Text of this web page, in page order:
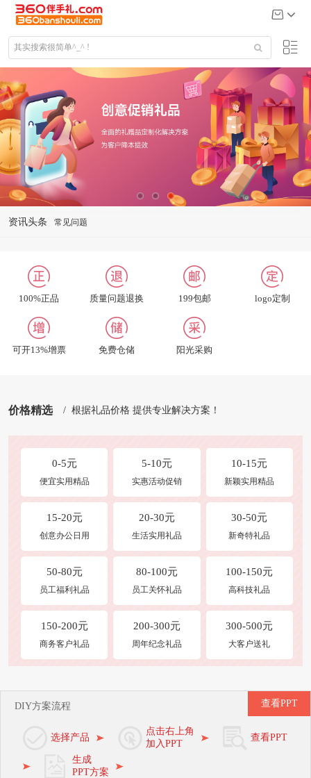
资讯头条
关于我们
联系我们
招聘英才
合作及洽谈
100%正品 质量问题退换 199包邮 logo定制
可开13%增票 免费仓储 阳光采购
价格精选 / 根据礼品价格 提供专业解决方案！
0-5元
便宜实用精品
5-10元
实惠活动促销
10-15元
新颖实用精品
15-20元
创意办公日用
20-30元
生活实用礼品
30-50元
新奇特礼品
50-80元
员工福利礼品
80-100元
员工关怀礼品
100-150元
高科技礼品
150-200元
商务客户礼品
200-300元
周年纪念礼品
300-500元
大客户送礼
DIY方案流程
选择产品
点击右上角
加入PPT
查看PPT
生成
PPT方案
查看PPT